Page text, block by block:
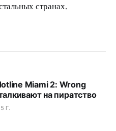
странах.
Miami 2: Wrong
на пиратство
Г.